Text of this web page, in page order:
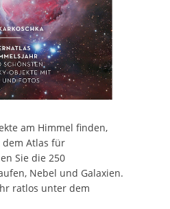
am Himmel finden,
dem Atlas für
Sie die 250
Nebel und Galaxien.
ratlos unter dem